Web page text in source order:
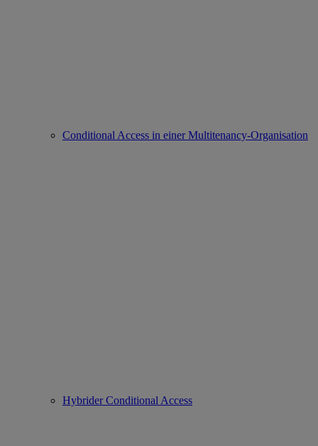
Conditional Access in einer Multitenancy-Organisation
Hybrider Conditional Access